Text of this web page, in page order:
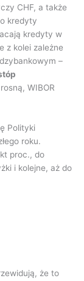
CHF, a także
kredyty
kredyty w
z kolei zależne
–
WIBOR
Polityki
roku.
proc., do
i kolejne, aż do
że to